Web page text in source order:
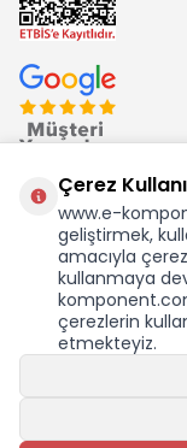
Ekom Elk.
Çerez
www.e-
geliştirmek,
amacıyla
kullanmaya
çerezlerin
etmekteyiz.